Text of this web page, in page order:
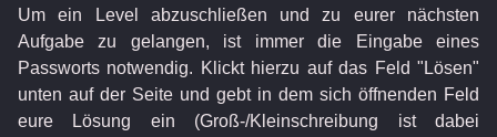
Um ein Level abzuschließen und zu eurer nächsten
Aufgabe zu gelangen, ist immer die Eingabe eines
Passworts notwendig. Klickt hierzu auf das Feld "Lösen"
unten auf der Seite und gebt in dem sich öffnenden Feld
eure Lösung ein (Groß-/Kleinschreibung ist dabei